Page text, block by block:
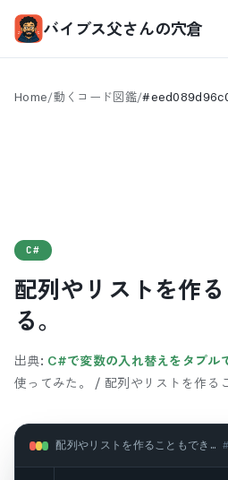
バイブス父さんの穴倉
Home/動くコード図鑑/#
C#
配列やリストを作
る。
出典: C#で変数の入れ替えをタプル
使ってみた。 / 配列やリストを作る
配列やリストを作ることもできる。 (csharp) #